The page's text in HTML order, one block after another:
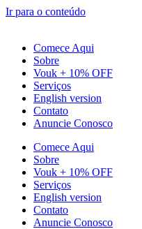
Ir para o conteúdo
Comece Aqui
Sobre
Vouk + 10% OFF
Serviços
English version
Contato
Anuncie Conosco
Comece Aqui
Sobre
Vouk + 10% OFF
Serviços
English version
Contato
Anuncie Conosco